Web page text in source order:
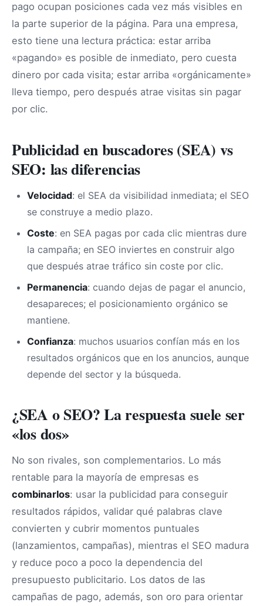
pago ocupan posiciones cada vez más visibles en
la parte superior de la página. Para una empresa,
esto tiene una lectura práctica: estar arriba
«pagando» es posible de inmediato, pero cuesta
dinero por cada visita; estar arriba «orgánicamente»
lleva tiempo, pero después atrae visitas sin pagar
por clic.
Publicidad en buscadores (SEA) vs
SEO: las diferencias
Velocidad: el SEA da visibilidad inmediata; el SEO
se construye a medio plazo.
Coste: en SEA pagas por cada clic mientras dure
la campaña; en SEO inviertes en construir algo
que después atrae tráfico sin coste por clic.
Permanencia: cuando dejas de pagar el anuncio,
desapareces; el posicionamiento orgánico se
mantiene.
Confianza: muchos usuarios confían más en los
resultados orgánicos que en los anuncios, aunque
depende del sector y la búsqueda.
¿SEA o SEO? La respuesta suele ser
«los dos»
No son rivales, son complementarios. Lo más
rentable para la mayoría de empresas es
combinarlos: usar la publicidad para conseguir
resultados rápidos, validar qué palabras clave
convierten y cubrir momentos puntuales
(lanzamientos, campañas), mientras el SEO madura
y reduce poco a poco la dependencia del
presupuesto publicitario. Los datos de las
campañas de pago, además, son oro para orientar